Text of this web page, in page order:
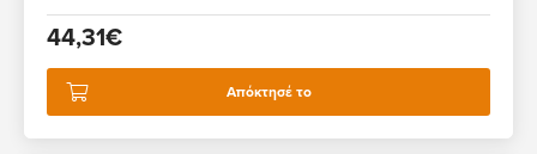
44,31€
Απόκτησέ το